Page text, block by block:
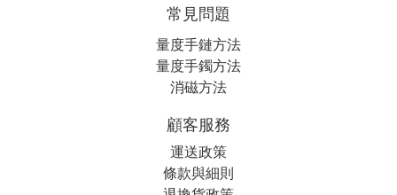
常見問題
量度手鏈方法
量度手鐲方法
消磁方法
顧客服務
運送政策
條款與細則